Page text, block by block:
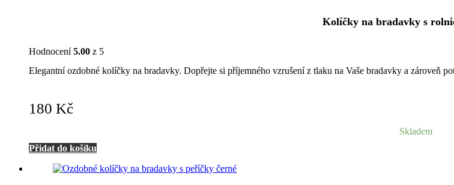
Kolíčky na bradavky s
Hodnocení5.00 z 5
Elegantní ozdobné kolíčky na bradavky. Dopřejte si příjemného vzrušení z tlaku na Vaše bradavky a zároveň
180 Kč
Skladem
Přidat do košíku